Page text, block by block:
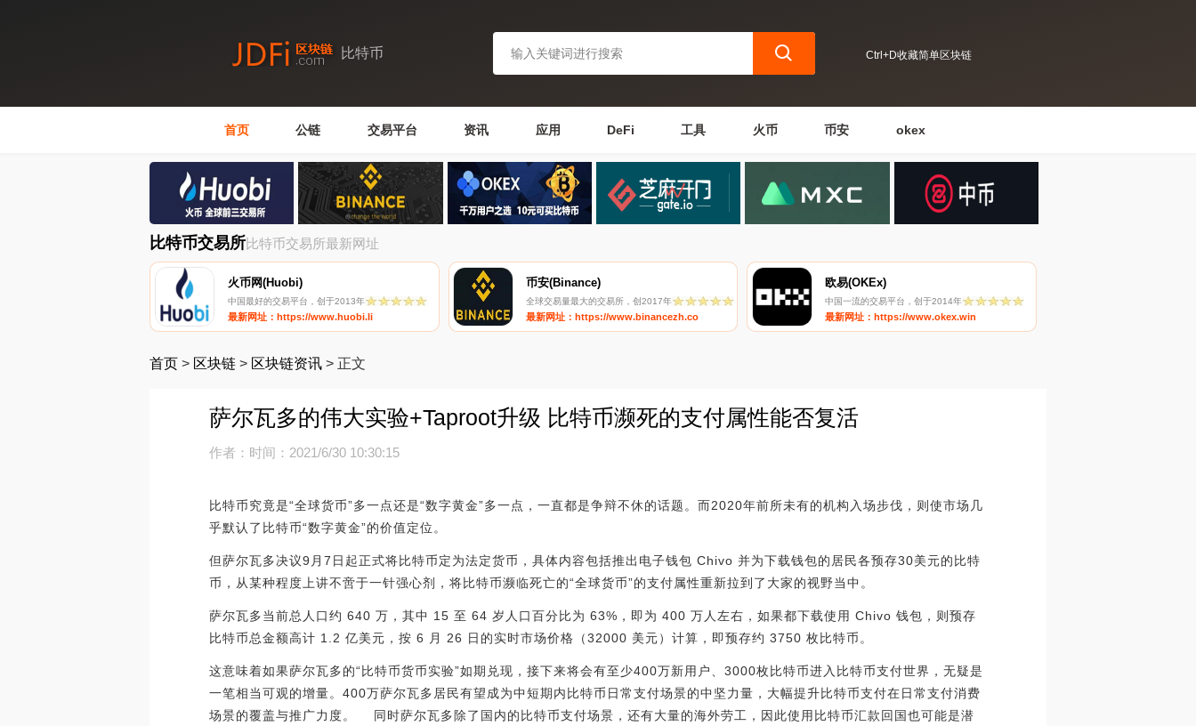
比特币 Ctrl+D收藏简单区块链
首页 公链 交易平台 资讯 应用 DeFi 工具 火币 币安 okex
比特币交易所比特币交易所最新网址
火币网(Huobi)
中国最好的交易平台，创于2013年
最新网址：https://www.huobi.li
币安(Binance)
全球交易量最大的交易所，创2017年
最新网址：https://www.binancezh.co
欧易(OKEx)
中国一流的交易平台，创于2014年
最新网址：https://www.okex.win
首页 > 区块链 > 区块链资讯 > 正文
萨尔瓦多的伟大实验+Taproot升级 比特币濒死的支付属性能否复活
作者： 时间：2021/6/30 10:30:15
比特币究竟是“全球货币”多一点还是“数字黄金”多一点，一直都是争辩不休的话题。而2020年前所未有的机构入场步伐，则使市场几
乎默认了比特币“数字黄金”的价值定位。
但萨尔瓦多决议9月7日起正式将比特币定为法定货币，具体内容包括推出电子钱包 Chivo 并为下载钱包的居民各预存30美元的比特
币，从某种程度上讲不啻于一针强心剂，将比特币濒临死亡的“全球货币”的支付属性重新拉到了大家的视野当中。
萨尔瓦多当前总人口约 640 万，其中 15 至 64 岁人口百分比为 63%，即为 400 万人左右，如果都下载使用 Chivo 钱包，则预存
比特币总金额高计 1.2 亿美元，按 6 月 26 日的实时市场价格（32000 美元）计算，即预存约 3750 枚比特币。
这意味着如果萨尔瓦多的“比特币货币实验”如期兑现，接下来将会有至少400万新用户、3000枚比特币进入比特币支付世界，无疑是
一笔相当可观的增量。400万萨尔瓦多居民有望成为中短期内比特币日常支付场景的中坚力量，大幅提升比特币支付在日常支付消费
场景的覆盖与推广力度。 同时萨尔瓦多除了国内的比特币支付场景，还有大量的海外劳工，因此使用比特币汇款回国也可能是潜